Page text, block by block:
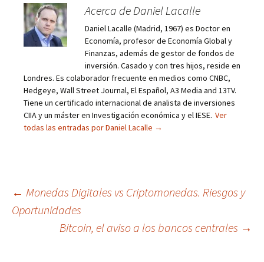
Acerca de Daniel Lacalle
Daniel Lacalle (Madrid, 1967) es Doctor en
Economía, profesor de Economía Global y
Finanzas, además de gestor de fondos de
inversión. Casado y con tres hijos, reside en
Londres. Es colaborador frecuente en medios como CNBC,
Hedgeye, Wall Street Journal, El Español, A3 Media and 13TV.
Tiene un certificado internacional de analista de inversiones
CIIA y un máster en Investigación económica y el IESE. Ver
todas las entradas por Daniel Lacalle →
Navegación
de
← Monedas Digitales vs Criptomonedas. Riesgos y
Oportunidades
Bitcoin, el aviso a los bancos centrales →